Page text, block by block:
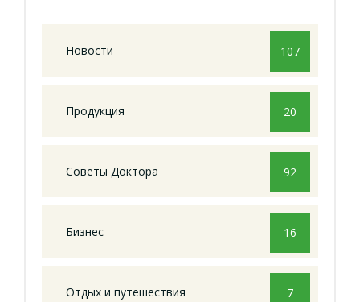
Новости 107
Продукция 20
Советы Доктора 92
Бизнес 16
Отдых и путешествия 7